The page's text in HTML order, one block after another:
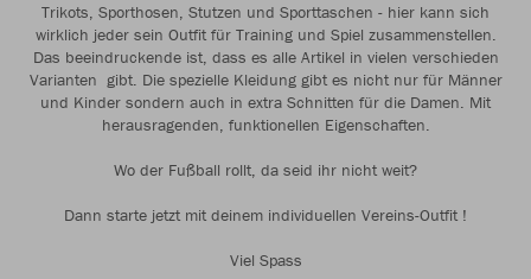
Trikots, Sporthosen, Stutzen und Sporttaschen - hier kann sich
wirklich jeder sein Outfit für Training und Spiel zusammenstellen.
Das beeindruckende ist, dass es alle Artikel in vielen verschieden
Varianten gibt. Die spezielle Kleidung gibt es nicht nur für Männer
und Kinder sondern auch in extra Schnitten für die Damen. Mit
herausragenden, funktionellen Eigenschaften.
Wo der Fußball rollt, da seid ihr nicht weit?
Dann starte jetzt mit deinem individuellen Vereins-Outfit !
Viel Spass